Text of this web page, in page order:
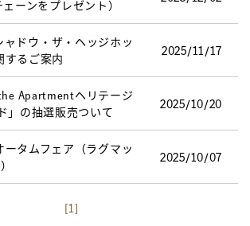
ーンをプレゼント）
ャドウ・ザ・ヘッジホッ
するご案内
2025/11/17
Apartmentヘリテージ
」の抽選販売ついて
2025/10/20
ータムフェア（ラグマッ
2025/10/07
[1]